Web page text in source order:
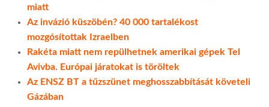
miatt
Az invázió küszöbén? 40 000 tartalékost
mozgósítottak Izraelben
Rakéta miatt nem repülhetnek amerikai gépek Tel
Avivba. Európai járatokat is töröltek
Az ENSZ BT a tűzszünet meghosszabbítását követeli
Gázában